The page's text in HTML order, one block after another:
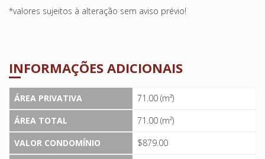
*valores sujeitos à alteração sem aviso prévio!
INFORMAÇÕES ADICIONAIS
ÁREA PRIVATIVA
71.00 (m²)
ÁREA TOTAL
71.00 (m²)
VALOR CONDOMÍNIO
$879.00